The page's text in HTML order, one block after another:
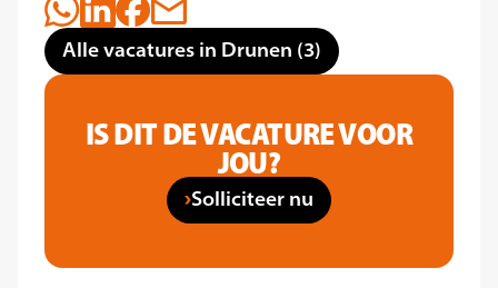
Alle vacatures in Drunen (3)
IS DIT DE VACATURE VOOR
JOU?
Solliciteer nu